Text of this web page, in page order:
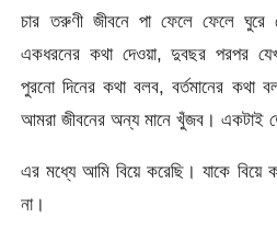
চার তরুণী জীবনে পা ফেলে ফেলে ঘুরে
একধরনের কথা দেওয়া, দুবছর পরপর
পুরনো দিনের কথা বলব, বর্তমানের কথা
আমরা জীবনের অন্য মানে খুঁজব। একটাই
এর মধ্যে আমি বিয়ে করেছি। যাকে বিয়ে
না।